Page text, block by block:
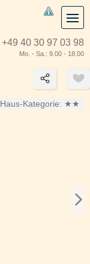
+49 40 30 97 03 98
Mo. - Sa.: 9.00 - 18.00
Haus-Kategorie: ★★